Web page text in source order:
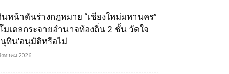
นหน้าดันร่างกฎหมาย “เชียงใหม่มหานคร”
มเดลกระจายอำนาจท้องถิ่น 2 ชั้น วัดใจ
นุทิน’อนุมัติหรือไม่
หาคม 2026